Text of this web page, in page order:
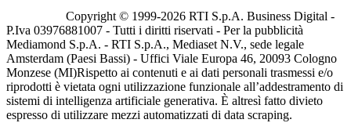
Copyright © 1999-2026 RTI S.p.A. Business Digital -
P.Iva 03976881007 - Tutti i diritti riservati - Per la pubblicità
Mediamond S.p.A. - RTI S.p.A., Mediaset N.V., sede legale
Amsterdam (Paesi Bassi) - Uffici Viale Europa 46, 20093 Cologno
Monzese (MI)Rispetto ai contenuti e ai dati personali trasmessi e/o
riprodotti è vietata ogni utilizzazione funzionale all’addestramento di
sistemi di intelligenza artificiale generativa. È altresì fatto divieto
espresso di utilizzare mezzi automatizzati di data scraping.